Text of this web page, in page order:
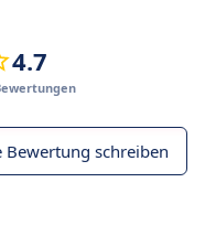
4.7
Bewertung schreiben